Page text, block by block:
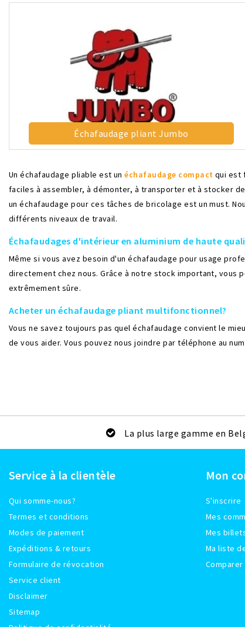
Échafaudage pliant Jumbo
Un échafaudage pliable est unéchafaudage compact qui est
faciles à assembler, à démonter, à transporter et à stocker
un échafaudage pour ces tâches de bricolage est un must.
différents niveaux de travail.
Échafaudages d'intérieur en aluminium de haute
Même si vous avez besoin d'un échafaudage pour usage
directement chez nous. Grâce à notre stock important, vous
extrêmement sûre.
Acheter un échafaudage pliant multifonctionnel?
Vous ne savez toujours pas quel échafaudage convient le
de vous aider. Vous pouvez nous joindre par téléphone au
La plus large gamme en
Service à la clientèle
Qui somme-nous?
Termes et conditions
Modes de paiement
Expéditions & retours
Formulaire de révocation
Service client
Disclaimer
Sitemap
Mon
S'inscrire
Mes
Mes
Ma liste